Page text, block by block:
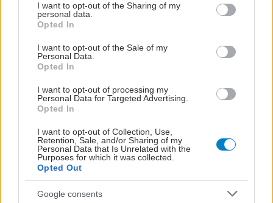
not limited to your visit or usage behaviour. You may click to
grant or deny consent to Google and its third-party tags to
use your data for below specified purposes in below Google
consent section.
I want to opt-out of the Sharing of my
personal data.
Opted In
I want to opt-out of the Sale of my
Personal Data.
Opted In
I want to opt-out of processing my
Personal Data for Targeted Advertising.
Opted In
I want to opt-out of Collection, Use,
Retention, Sale, and/or Sharing of my
Personal Data that Is Unrelated with the
Purposes for which it was collected.
Opted Out
Google consents